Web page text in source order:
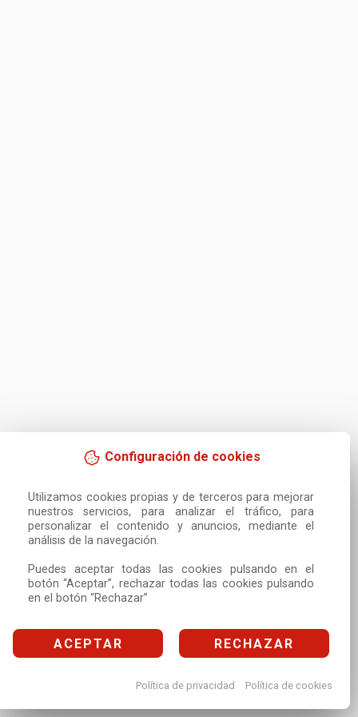
Configuración de cookies
Utilizamos cookies propias y de terceros para mejorar
nuestros servicios, para analizar el tráfico, para
personalizar el contenido y anuncios, mediante el
análisis de la navegación.
Puedes aceptar todas las cookies pulsando en el
botón “Aceptar”, rechazar todas las cookies pulsando
en el botón “Rechazar”
ACEPTAR RECHAZAR
Política de privacidad Política de cookies